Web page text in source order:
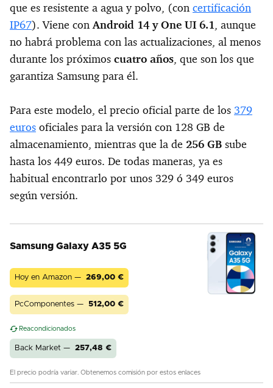
que es resistente a agua y polvo, (con certificación
IP67). Viene conAndroid 14 y One UI 6.1, aunque
no habrá problema con las actualizaciones, al menos
durante los próximos cuatro años, que son los que
garantiza Samsung para él.
Para este modelo, el precio oficial parte de los 379
euros oficiales para la versión con 128 GB de
almacenamiento, mientras que la de 256 GB sube
hasta los 449 euros. De todas maneras, ya es
habitual encontrarlo por unos 329 ó 349 euros
según versión.
Samsung Galaxy A35 5G
Hoy en Amazon — 269,00 €
PcComponentes — 512,00 €
Reacondicionados
Back Market — 257,48 €
El precio podría variar. Obtenemos comisión por estos enlaces